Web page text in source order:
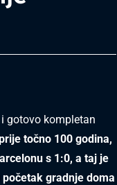
gotovo kompletan
točno 100 godina,
s 1:0, a taj je
gradnje doma